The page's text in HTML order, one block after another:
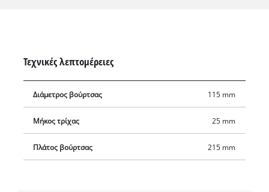
βούρτσες για την PICOBELLA Einhell διατίθενται ξεχωριστά.
Τεχνικές λεπτομέρειες
Διάμετρος βούρτσας 115 mm
Μήκος τρίχας 25 mm
Πλάτος βούρτσας 215 mm